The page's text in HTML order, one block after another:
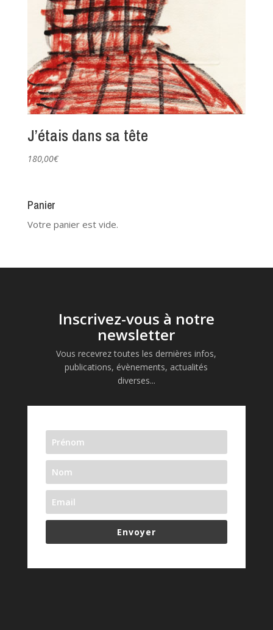
J’étais dans sa tête
180,00€
Panier
Votre panier est vide.
Inscrivez-vous à notre
newsletter
Vous recevrez toutes les dernières infos,
publications, évènements, actualités
diverses...
Envoyer